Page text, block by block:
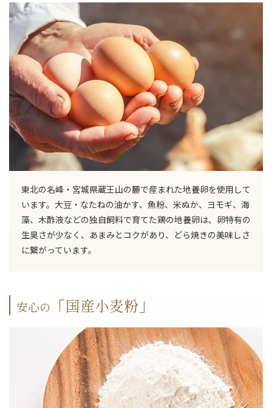
東北の名峰・宮城県蔵王山の麓で産まれた地養卵を使用して
います。大豆・なたねの油かす、魚粉、米ぬか、ヨモギ、海
藻、木酢液などの独自飼料で育てた鶏の地養卵は、卵特有の
生臭さが少なく、あまみとコクがあり、どら焼きの美味しさ
に繋がっています。
安心の 「国産小麦粉」